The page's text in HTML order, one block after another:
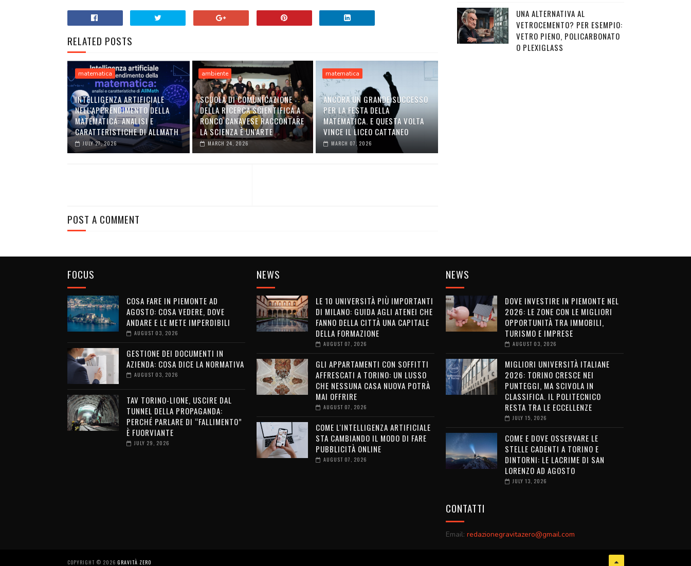
RELATED POSTS
matematica
INTELLIGENZA ARTIFICIALE
NELL'APPRENDIMENTO DELLA
MATEMATICA: ANALISI E
CARATTERISTICHE DI ALLMATH
JULY 27, 2026
ambiente
SCUOLA DI COMUNICAZIONE
DELLA RICERCA SCIENTIFICA A
RONCO CANAVESE RACCONTARE
LA SCIENZA È UN'ARTE
MARCH 24, 2026
matematica
ANCORA UN GRANDE SUCCESSO
PER LA FESTA DELLA
MATEMATICA. E QUESTA VOLTA
VINCE IL LICEO CATTANEO
MARCH 07, 2026
POST A COMMENT
UNA ALTERNATIVA AL
VETROCEMENTO? PER ESEMPIO:
VETRO PIENO, POLICARBONATO
O PLEXIGLASS
FOCUS
COSA FARE IN PIEMONTE AD
AGOSTO: COSA VEDERE, DOVE
ANDARE E LE METE IMPERDIBILI
AUGUST 03, 2026
GESTIONE DEI DOCUMENTI IN
AZIENDA: COSA DICE LA NORMATIVA
AUGUST 03, 2026
TAV TORINO-LIONE, USCIRE DAL
TUNNEL DELLA PROPAGANDA:
PERCHÉ PARLARE DI “FALLIMENTO”
È FUORVIANTE
JULY 29, 2026
NEWS
LE 10 UNIVERSITÀ PIÙ IMPORTANTI
DI MILANO: GUIDA AGLI ATENEI CHE
FANNO DELLA CITTÀ UNA CAPITALE
DELLA FORMAZIONE
AUGUST 07, 2026
GLI APPARTAMENTI CON SOFFITTI
AFFRESCATI A TORINO: UN LUSSO
CHE NESSUNA CASA NUOVA POTRÀ
MAI OFFRIRE
AUGUST 07, 2026
COME L'INTELLIGENZA ARTIFICIALE
STA CAMBIANDO IL MODO DI FARE
PUBBLICITÀ ONLINE
AUGUST 07, 2026
NEWS
DOVE INVESTIRE IN PIEMONTE NEL
2026: LE ZONE CON LE MIGLIORI
OPPORTUNITÀ TRA IMMOBILI,
TURISMO E IMPRESE
AUGUST 03, 2026
MIGLIORI UNIVERSITÀ ITALIANE
2026: TORINO CRESCE NEI
PUNTEGGI, MA SCIVOLA IN
CLASSIFICA. IL POLITECNICO
RESTA TRA LE ECCELLENZE
JULY 15, 2026
COME E DOVE OSSERVARE LE
STELLE CADENTI A TORINO E
DINTORNI: LE LACRIME DI SAN
LORENZO AD AGOSTO
JULY 13, 2026
CONTATTI
Email: redazionegravitazero@gmail.com
COPYRIGHT © 2026 GRAVITÀ ZERO